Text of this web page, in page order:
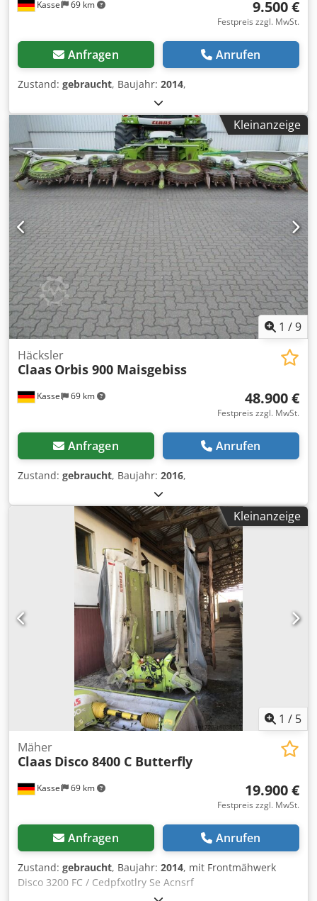
Kassel 69 km 9.500 €
Festpreis zzgl. MwSt.
Anfragen Anrufen
Zustand: gebraucht, Baujahr: 2014,
Kleinanzeige
1 /9
Kassel 69 km
Häcksler
Claas Orbis 900 Maisgebiss
48.900 €
Festpreis zzgl. MwSt.
Anfragen Anrufen
Zustand: gebraucht, Baujahr: 2016,
Kleinanzeige
1 / 5
Kassel 69 km
Mäher
Claas Disco 8400 C Butterfly
19.900 €
Festpreis zzgl. MwSt.
Anfragen Anrufen
Zustand: gebraucht, Baujahr: 2014, mit Frontmähwerk
Disco 3200 FC / Cedpfxotlry Se Acnsrf